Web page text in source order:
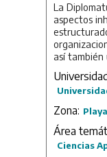
Duración: 1
La
aspectos
así también
para la
Duración: 3
un Informe
Zona:
Área
Ciencias